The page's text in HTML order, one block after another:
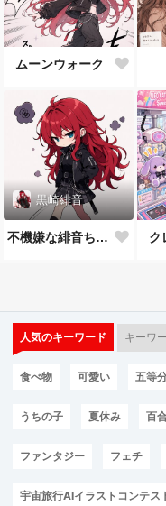
ムーンウォーク
黒崎緋音
不機嫌な緋音ちゃん ク
人気のキーワード キーワ
食べ物 可愛い 五等
うちの子 夏休み 百
ファンタジー フェチ
宇宙旅行AIイラストコンテス